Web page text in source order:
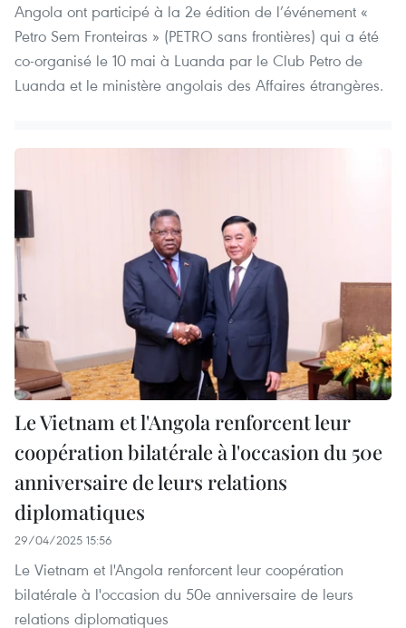
Angola ont participé à la 2e édition de l’événement «
Petro Sem Fronteiras » (PETRO sans frontières) qui a été
co-organisé le 10 mai à Luanda par le Club Petro de
Luanda et le ministère angolais des Affaires étrangères.
Le Vietnam et l'Angola renforcent leur
coopération bilatérale à l'occasion du 50e
anniversaire de leurs relations
diplomatiques
29/04/2025 15:56
Le Vietnam et l'Angola renforcent leur coopération
bilatérale à l'occasion du 50e anniversaire de leurs
relations diplomatiques